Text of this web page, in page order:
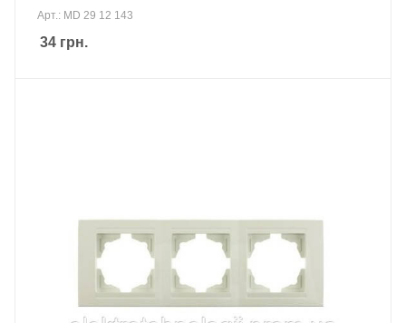
Арт.: MD 29 12 143
34 грн.